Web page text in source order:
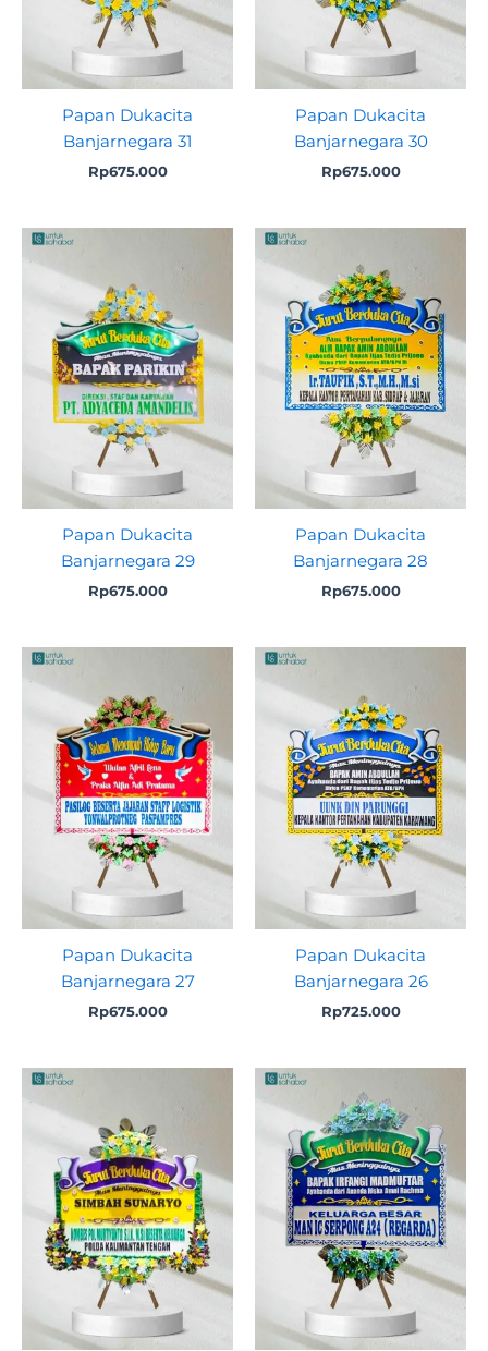
Papan Dukacita
Banjarnegara 31
Rp675.000
Papan Dukacita
Banjarnegara 30
Rp675.000
Papan Dukacita
Banjarnegara 29
Rp675.000
Papan Dukacita
Banjarnegara 28
Rp675.000
Papan Dukacita
Banjarnegara 27
Rp675.000
Papan Dukacita
Banjarnegara 26
Rp725.000